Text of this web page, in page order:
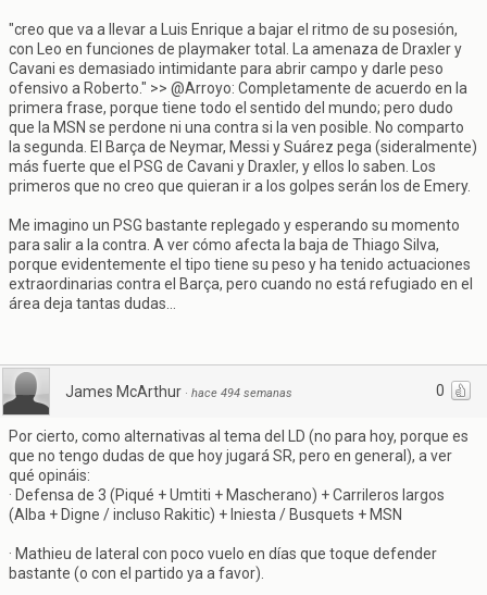
"creo que va a llevar a Luis Enrique a bajar el ritmo de su posesión,
con Leo en funciones de playmaker total. La amenaza de Draxler y
Cavani es demasiado intimidante para abrir campo y darle peso
ofensivo a Roberto." >> @Arroyo: Completamente de acuerdo en la
primera frase, porque tiene todo el sentido del mundo; pero dudo
que la MSN se perdone ni una contra si la ven posible. No comparto
la segunda. El Barça de Neymar, Messi y Suárez pega (sideralmente)
más fuerte que el PSG de Cavani y Draxler, y ellos lo saben. Los
primeros que no creo que quieran ir a los golpes serán los de Emery.
Me imagino un PSG bastante replegado y esperando su momento
para salir a la contra. A ver cómo afecta la baja de Thiago Silva,
porque evidentemente el tipo tiene su peso y ha tenido actuaciones
extraordinarias contra el Barça, pero cuando no está refugiado en el
área deja tantas dudas...
0
James McArthur · hace 494 semanas
Por cierto, como alternativas al tema del LD (no para hoy, porque es
que no tengo dudas de que hoy jugará SR, pero en general), a ver
qué opináis:
· Defensa de 3 (Piqué + Umtiti + Mascherano) + Carrileros largos
(Alba + Digne / incluso Rakitic) + Iniesta / Busquets + MSN
· Mathieu de lateral con poco vuelo en días que toque defender
bastante (o con el partido ya a favor).